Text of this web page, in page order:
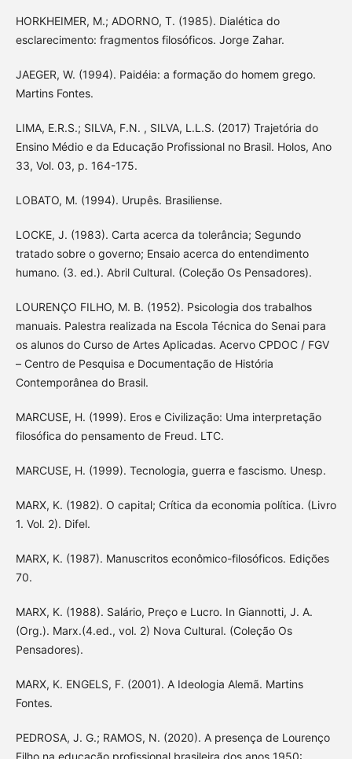
HORKHEIMER, M.; ADORNO, T. (1985). Dialética do
esclarecimento: fragmentos filosóficos. Jorge Zahar.
JAEGER, W. (1994). Paidéia: a formação do homem grego.
Martins Fontes.
LIMA, E.R.S.; SILVA, F.N. , SILVA, L.L.S. (2017) Trajetória do
Ensino Médio e da Educação Profissional no Brasil. Holos, Ano
33, Vol. 03, p. 164-175.
LOBATO, M. (1994). Urupês. Brasiliense.
LOCKE, J. (1983). Carta acerca da tolerância; Segundo
tratado sobre o governo; Ensaio acerca do entendimento
humano. (3. ed.). Abril Cultural. (Coleção Os Pensadores).
LOURENÇO FILHO, M. B. (1952). Psicologia dos trabalhos
manuais. Palestra realizada na Escola Técnica do Senai para
os alunos do Curso de Artes Aplicadas. Acervo CPDOC / FGV
– Centro de Pesquisa e Documentação de História
Contemporânea do Brasil.
MARCUSE, H. (1999). Eros e Civilização: Uma interpretação
filosófica do pensamento de Freud. LTC.
MARCUSE, H. (1999). Tecnologia, guerra e fascismo. Unesp.
MARX, K. (1982). O capital; Crítica da economia política. (Livro
1. Vol. 2). Difel.
MARX, K. (1987). Manuscritos econômico-filosóficos. Edições
70.
MARX, K. (1988). Salário, Preço e Lucro. In Giannotti, J. A.
(Org.). Marx.(4.ed., vol. 2) Nova Cultural. (Coleção Os
Pensadores).
MARX, K. ENGELS, F. (2001). A Ideologia Alemã. Martins
Fontes.
PEDROSA, J. G.; RAMOS, N. (2020). A presença de Lourenço
Filho na educação profissional brasileira dos anos 1950: